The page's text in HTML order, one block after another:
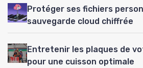
Protéger ses fichiers
sauvegarde cloud chiffrée
Entretenir les plaques de
pour une cuisson optimale